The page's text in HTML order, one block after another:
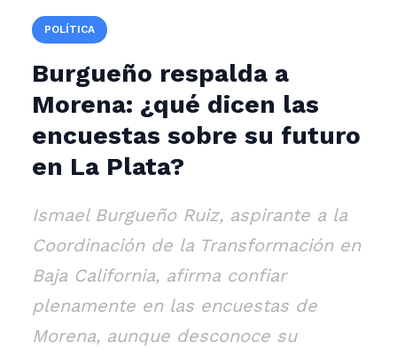
POLÍTICA
Burgueño respalda a
Morena: ¿qué dicen las
encuestas sobre su futuro
en La Plata?
Ismael Burgueño Ruiz, aspirante a la
Coordinación de la Transformación en
Baja California, afirma confiar
plenamente en las encuestas de
Morena, aunque desconoce su